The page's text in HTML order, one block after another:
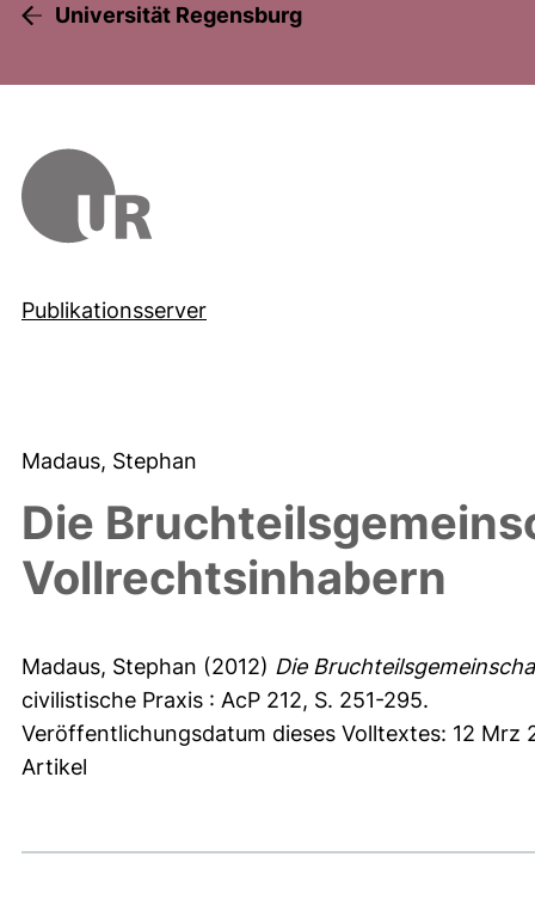
Universität Regensburg
Publikationsserver
Madaus, Stephan
Die
Vollrechtsinhabern
Madaus, Stephan (2012) Die
civilistische Praxis : AcP 212, S. 251-295.
Veröffentlichungsdatum dieses Volltextes: 12 Mrz
Artikel